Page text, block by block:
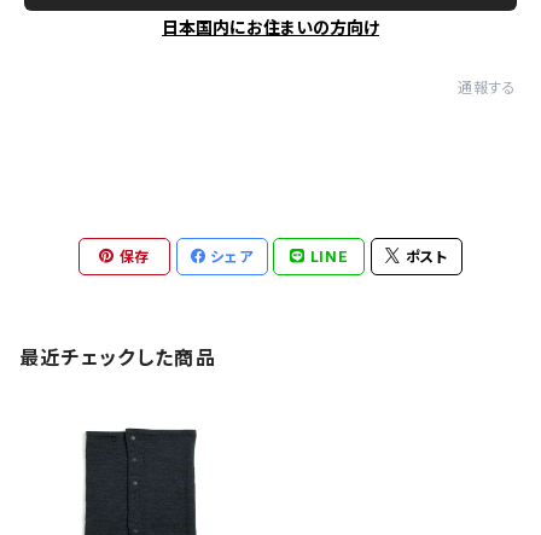
日本国内にお住まいの方向け
通報する
保存 シェア LINE ポスト
最近チェックした商品